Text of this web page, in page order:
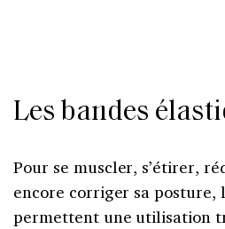
Les bandes
Pour se muscler, s’étirer,
encore corriger sa posture,
permettent une utilisation